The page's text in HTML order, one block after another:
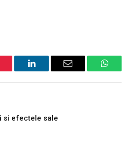
LinkedIn Email
si efectele sale